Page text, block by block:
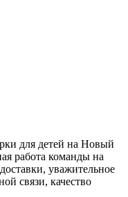
для детей на Новый
работа команды на
уважительное
связи, качество